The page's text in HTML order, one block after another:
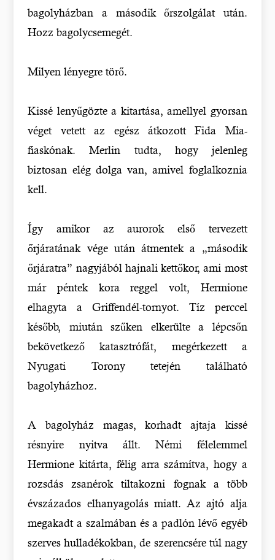
bagolyházban a második őrszolgálat után.
Hozz bagolycsemegét.
Milyen lényegre törő.
Kissé lenyűgözte a kitartása, amellyel gyorsan
véget vetett az egész átkozott Fida Mia-
fiaskónak. Merlin tudta, hogy jelenleg
biztosan elég dolga van, amivel foglalkoznia
kell.
Így amikor az aurorok első tervezett
őrjáratának vége után átmentek a „második
őrjáratra” nagyjából hajnali kettőkor, ami most
már péntek kora reggel volt, Hermione
elhagyta a Griffendél-tornyot. Tíz perccel
később, miután szűken elkerülte a lépcsőn
bekövetkező katasztrófát, megérkezett a
Nyugati Torony tetején található
bagolyházhoz.
A bagolyház magas, korhadt ajtaja kissé
résnyire nyitva állt. Némi félelemmel
Hermione kitárta, félig arra számítva, hogy a
rozsdás zsanérok tiltakozni fognak a több
évszázados elhanyagolás miatt. Az ajtó alja
megakadt a szalmában és a padlón lévő egyéb
szerves hulladékokban, de szerencsére túl nagy